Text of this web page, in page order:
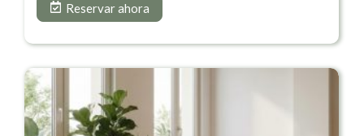
Reservar ahora